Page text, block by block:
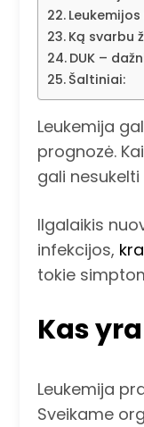
Ką svarbu
DUK –
Šaltiniai:
Leukemija
prognozė.
gali
Ilgalaikis
infekcijos,
tokie
Kas
Leukemija
Sveikame